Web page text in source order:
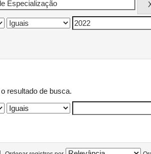
resultado de busca.